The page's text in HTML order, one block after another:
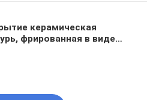
керамическая
фрированная в виде